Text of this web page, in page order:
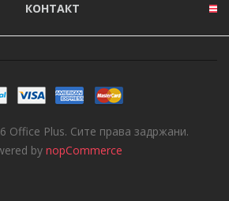
КОНТАКТ
Office Plus. Сите права задржани.
by nopCommerce